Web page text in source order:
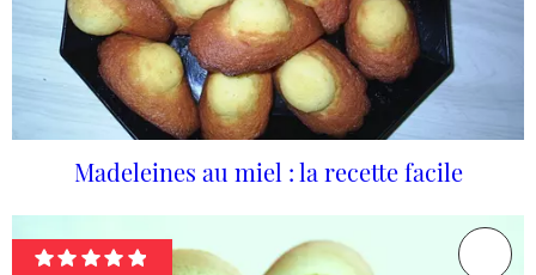
Madeleines au miel : la recette facile